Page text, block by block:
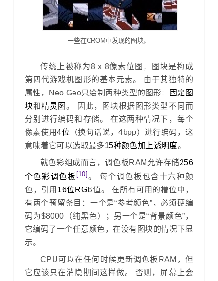
一些在CROM中发现的图块。
传统上被称为8 x 8像素位图，图块是构成
第四代游戏机图形的基本元素。 由于其独特的
属性，Neo Geo只绘制两种类型的图形：
固定图
块和精灵图。 因此，图块根据图形类型不同而
分别进行编码和存储。 在这两种情况下，每个
像素使用4位 （换句话说，4bpp）进行编码，这
意味着它可以选取最多15种颜色加上透明度。
就色彩组成而言，调色板RAM允许存储256
个色彩调色板 [10]。 每个调色板包含十六种颜
色，引用 16位RGB值。 在所有可用的槽位中，
有两个预留条目：一个是“参考颜色”，必须硬编
码为$8000（纯黑色）；另一个是“背景颜色”，
它编码了一个任意颜色，在没有图块的情况下显
示。
CPU可以在任何时候更新调色板RAM，但
它应该只在消隐期间这样做。 否则，屏幕上会